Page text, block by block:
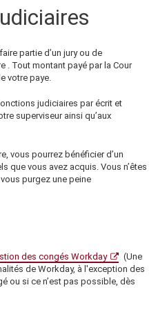
partie d’un jury ou de
. Tout montant payé par la Cour
votre paye.
judiciaires par écrit et
superviseur ainsi qu’aux
vous pourrez bénéficier d’un
que vous avez acquis. Vous n’êtes
purgez une peine
des congés Workday
(Une
de Workday, à l'exception des
ou si ce n’est pas possible, dès